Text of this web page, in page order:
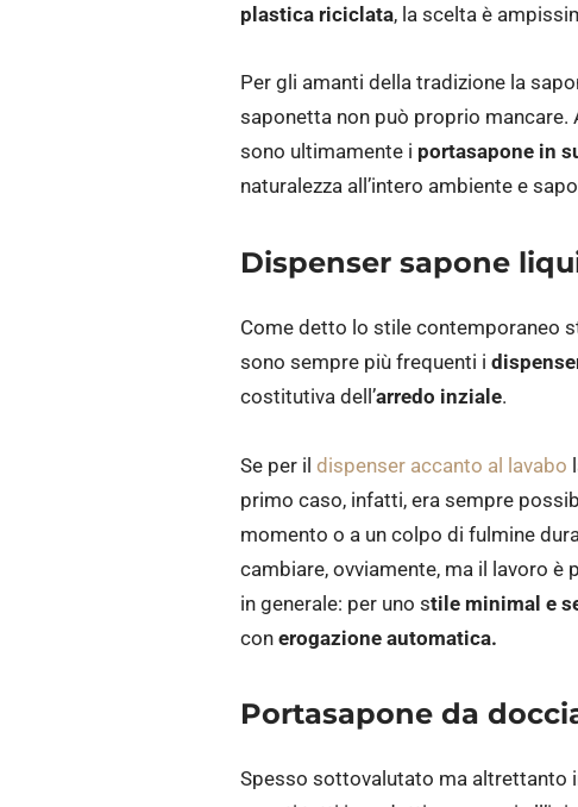
plastica riciclata, la scelta è
Per gli amanti della tradizione la
saponetta non può proprio mancare.
sono ultimamente i portasapone in
naturalezza all’intero ambiente e
Dispenser sapone
Come detto lo stile contemporaneo
sono sempre più frequenti i
costitutiva dell’arredo inziale.
Se per il dispenser accanto al lavabo
primo caso, infatti, era sempre
momento o a un colpo di fulmine
cambiare, ovviamente, ma il lavoro
in generale: per uno stile minimal e
con erogazione automatica.
Portasapone da
Spesso sottovalutato ma altrettanto